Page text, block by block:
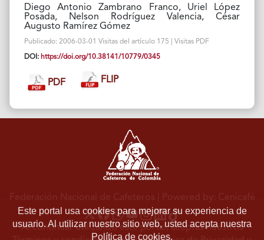
Diego Antonio Zambrano Franco, Uriel López
Posada, Nelson Rodríguez Valencia, César
Augusto Ramírez Gómez
Publicado: 2006-03-01 Visitas del artículo 175 | Visitas PDF
DOI: https://doi.org/10.38141/10779/0345
PDF FLIP
Este portal usa cookies para mejorar su experiencia de
usuario. Al utilizar nuestro sitio web, usted acepta nuestra
Política de cookies.
Federación Nacional de Cafeteros | Powered by: Cenicafé
Al continuar utilizando este portal, aceptas nuestros